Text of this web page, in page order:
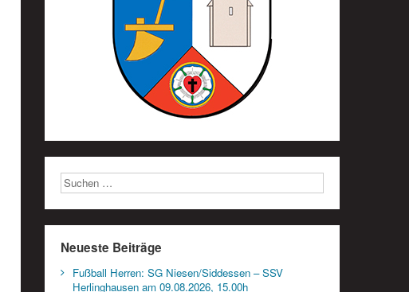
Neueste Beiträge
Fußball Herren: SG Niesen/Siddessen – SSV
Herlinghausen am 09.08.2026, 15.00h